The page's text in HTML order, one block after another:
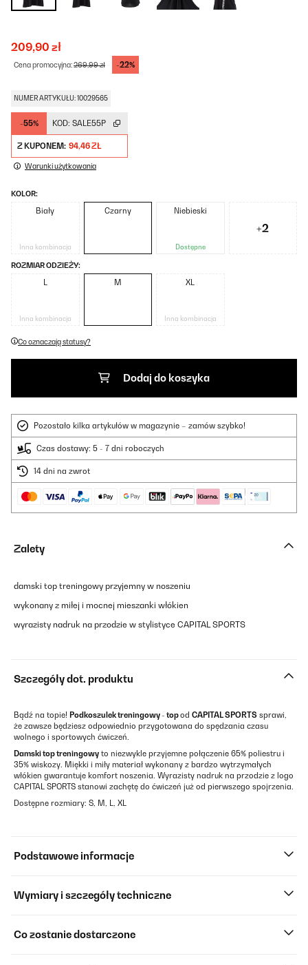
209,90 zł
Cena promocyjna:269,99 zł -22%
NUMER ARTYKUŁU: 10029565
-55% KOD: SALE55P
Z KUPONEM: 94,46 ZŁ
Warunki użytkowania
KOLOR:
Biały
Inna kombinacja
Czarny Niebieski
Dostępne
+2
ROZMIAR ODZIEŻY:
L
Inna kombinacja
M XL
Inna kombinacja
Co oznaczają statusy?
Dodaj do koszyka
Pozostało kilka artykułów w magazynie – zamów szybko!
Czas dostawy: 5 - 7 dni roboczych
14 dni na zwrot
Zalety
damski top treningowy przyjemny w noszeniu
wykonany z miłej i mocnej mieszanki włókien
wyrazisty nadruk na przodzie w stylistyce CAPITAL SPORTS
Szczegóły dot. produktu
Bądź na topie! Podkoszulek treningowy - topod CAPITAL SPORTS sprawi,
że zawsze będziesz odpowiednio przygotowana do spędzania czasu
wolnego i sportowych ćwiczeń.
Damski top treningowy to niezwykle przyjemne połączenie 65% poliestru i
35% wiskozy. Miękki i miły materiał wykonany z bardzo wytrzymałych
włókien gwarantuje komfort noszenia. Wyrazisty nadruk na przodzie z logo
CAPITAL SPORTS stanowi zachętę do ćwiczeń już od pierwszego spojrzenia.
Dostępne rozmiary: S, M, L, XL
Podstawowe informacje
Wymiary i szczegóły techniczne
Co zostanie dostarczone